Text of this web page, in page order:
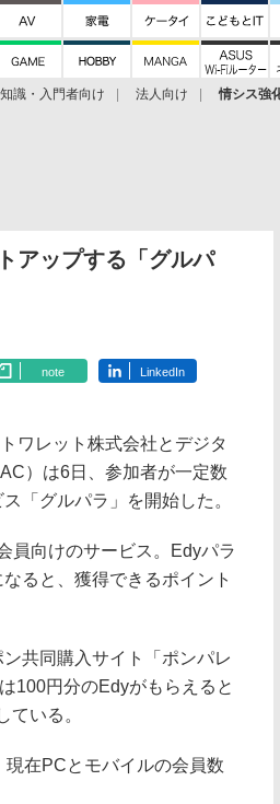
識・入門者向け 法人向け 情シス強
アップする「グルパ
note LinkedIn
ワレット株式会社とデジタ
）は6日、参加者が一定数
「グルパラ」を開始した。
員向けのサービス。Edyパラ
ると、獲得できるポイント
共同購入サイト「ポンパレ
100円分のEdyがもらえると
いる。
在PCとモバイルの会員数